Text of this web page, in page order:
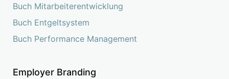
Buch Mitarbeiterentwicklung
Buch Entgeltsystem
Buch Performance Management
Employer Branding